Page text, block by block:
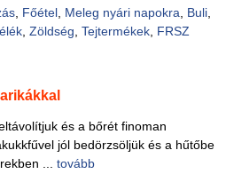
, Főétel, Meleg nyári napokra Buli,
, Zöldség Tejtermékek, FRSZ
és a bőrét finoman
jól bedörzsöljük és a hűtőbe
... tovább